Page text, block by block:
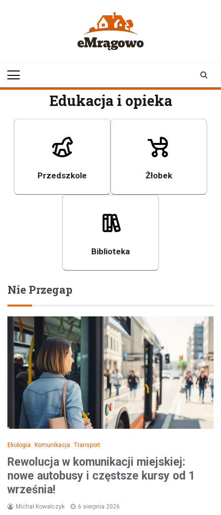
Edukacja i opieka
Przedszkole Żłobek
Biblioteka
Nie Przegap
Ekologia Komunikacja Transport
Rewolucja w komunikacji miejskiej:
nowe autobusy i częstsze kursy od 1
września!
Michał Kowalczyk 6 sierpnia 2026